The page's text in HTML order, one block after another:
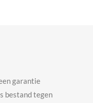
garantie
bestand tegen